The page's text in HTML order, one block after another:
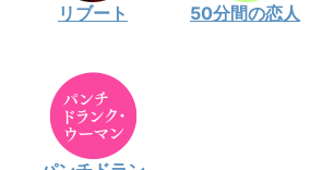
リブート 50分間の恋人